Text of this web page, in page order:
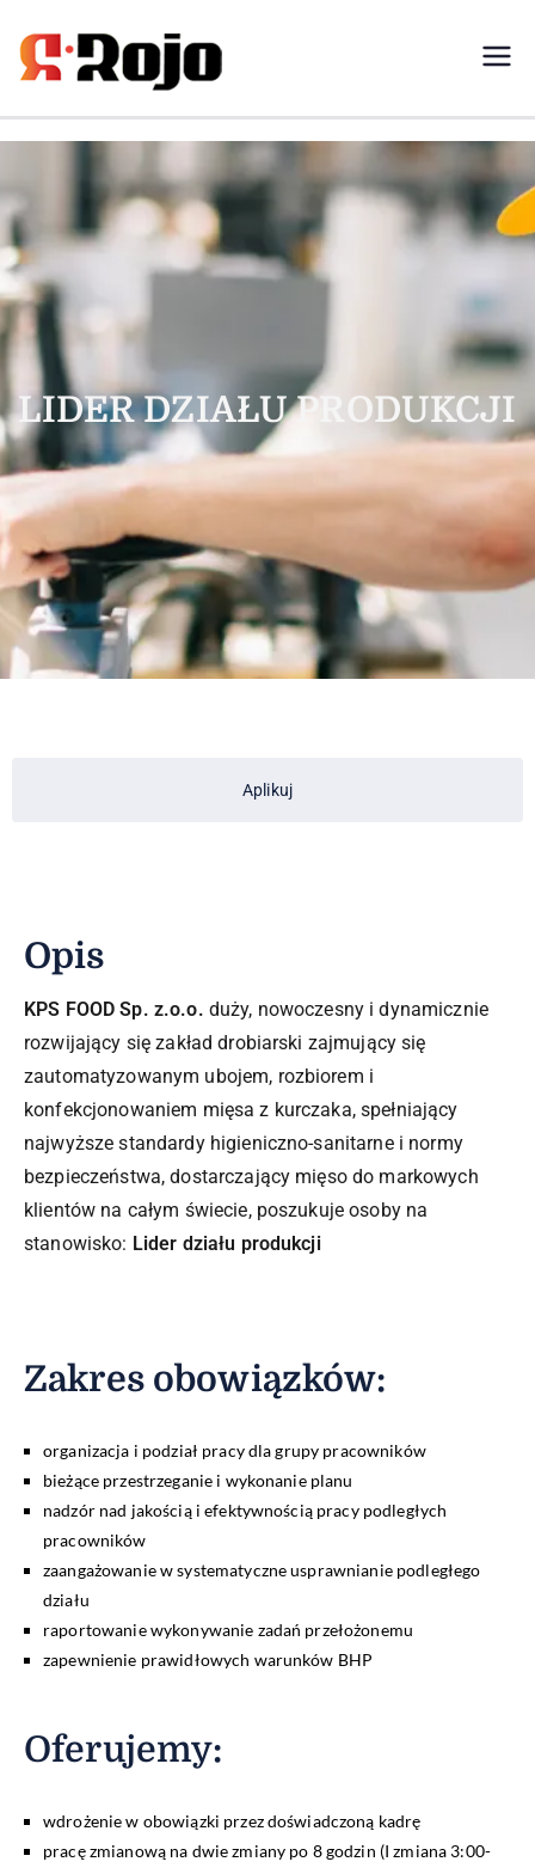
Rojo- agencja pracy świadczymy
rekrutacji między pracodawcą a
pracownikiem
LIDER DZIAŁU PRODUKCJI
Aplikuj
Opis
KPS FOOD Sp. z.o.o. duży, nowoczesny i dynamicznie
rozwijający się zakład drobiarski zajmujący się
zautomatyzowanym ubojem, rozbiorem i
konfekcjonowaniem mięsa z kurczaka, spełniający
najwyższe standardy higieniczno-sanitarne i normy
bezpieczeństwa, dostarczający mięso do markowych
klientów na całym świecie, poszukuje osoby na
stanowisko: Lider działu produkcji
Zakres obowiązków:
organizacja i podział pracy dla grupy pracowników
bieżące przestrzeganie i wykonanie planu
nadzór nad jakością i efektywnością pracy podległych
pracowników
zaangażowanie w systematyczne usprawnianie podległego
działu
raportowanie wykonywanie zadań przełożonemu
zapewnienie prawidłowych warunków BHP
Oferujemy:
wdrożenie w obowiązki przez doświadczoną kadrę
pracę zmianową na dwie zmiany po 8 godzin (I zmiana 3:00-